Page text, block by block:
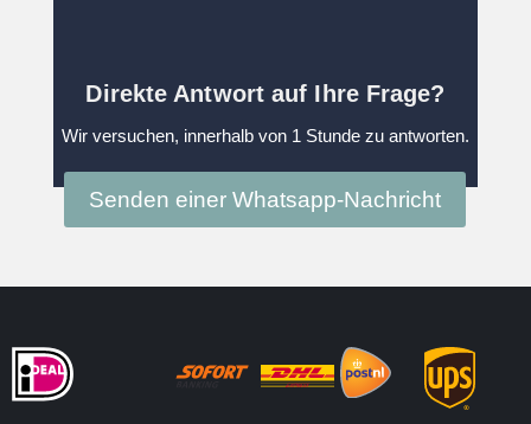
Direkte Antwort auf Ihre Frage?
Wir versuchen, innerhalb von 1 Stunde zu antworten.
Senden einer Whatsapp-Nachricht